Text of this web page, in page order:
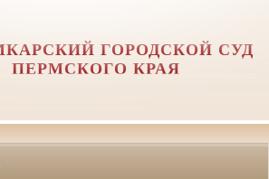
ГОРОДСКОЙ СУД
ПЕРМСКОГО КРАЯ